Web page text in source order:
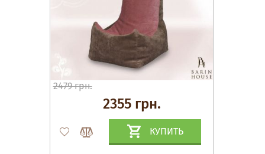
2479 грн.
2355 грн.
КУПИТЬ